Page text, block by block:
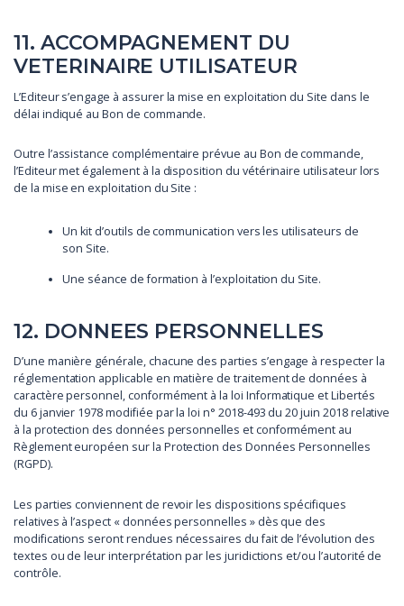
11. ACCOMPAGNEMENT DU
VETERINAIRE UTILISATEUR
L’Editeur s’engage à assurer la mise en exploitation du Site dans le
délai indiqué au Bon de commande.
Outre l’assistance complémentaire prévue au Bon de commande,
l’Editeur met également à la disposition du vétérinaire utilisateur lors
de la mise en exploitation du Site :
Un kit d’outils de communication vers les utilisateurs de
son Site.
Une séance de formation à l’exploitation du Site.
12. DONNEES PERSONNELLES
D’une manière générale, chacune des parties s’engage à respecter la
réglementation applicable en matière de traitement de données à
caractère personnel, conformément à la loi Informatique et Libertés
du 6 janvier 1978 modifiée par la loi n° 2018-493 du 20 juin 2018 relative
à la protection des données personnelles et conformément au
Règlement européen sur la Protection des Données Personnelles
(RGPD).
Les parties conviennent de revoir les dispositions spécifiques
relatives à l’aspect « données personnelles » dès que des
modifications seront rendues nécessaires du fait de l’évolution des
textes ou de leur interprétation par les juridictions et/ou l’autorité de
contrôle.